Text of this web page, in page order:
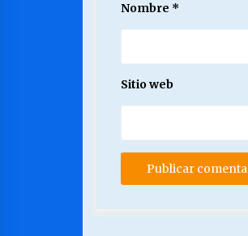
Nombre *
Sitio web